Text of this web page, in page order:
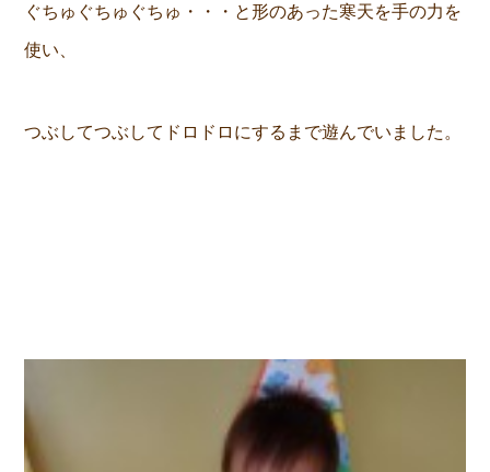
ぐちゅぐちゅぐちゅ・・・と形のあった寒天を手の力を
使い、
つぶしてつぶしてドロドロにするまで遊んでいました。